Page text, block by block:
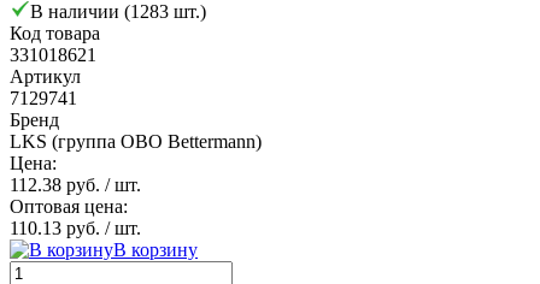
В наличии (1283 шт.)
Код товара
331018621
Артикул
7129741
Бренд
LKS (группа OBO Bettermann)
Цена:
112.38 руб. / шт.
Оптовая цена:
110.13 руб. / шт.
В корзину